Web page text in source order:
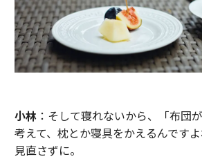
小林：そして寝れないから、「布団
考えて、枕とか寝具をかえるんです
見直さずに。